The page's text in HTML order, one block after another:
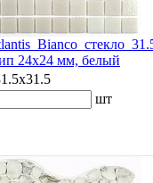
Bianco стекло
24х24 мм, белый
шт